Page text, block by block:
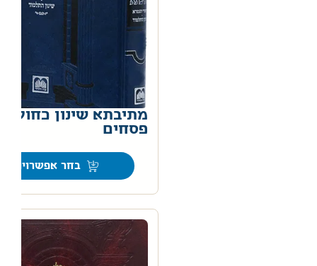
מתיבתא שינון כחול –
פסחים
בחר אפשרויות